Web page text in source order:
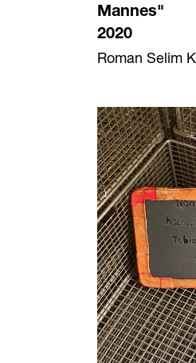
Mannes"
2020
Roman Selim